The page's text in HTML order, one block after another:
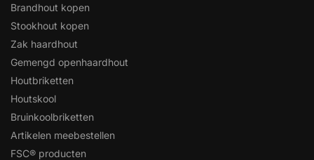
Brandhout kopen
Stookhout kopen
Zak haardhout
Gemengd openhaardhout
Houtbriketten
Houtskool
Bruinkoolbriketten
Artikelen meebestellen
FSC® producten